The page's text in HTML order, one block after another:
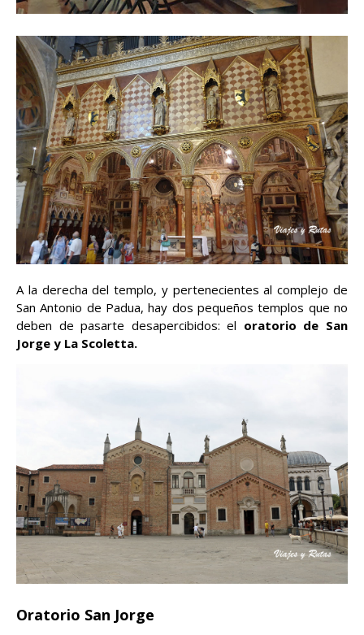
A la derecha del templo, y pertenecientes al complejo de
San Antonio de Padua, hay dos pequeños templos que no
deben de pasarte desapercibidos: el oratorio de San
Jorge y La Scoletta.
Oratorio San Jorge